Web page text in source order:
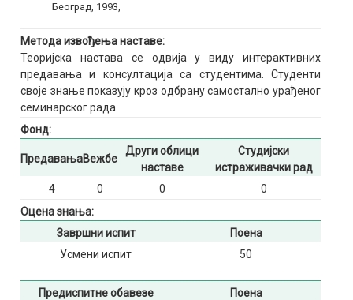
Београд, 1993,
Метода извођења наставе:
Теоријска настава се одвија у виду интерактивних
предавања и консултација са студентима. Студенти
своје знање показују кроз одбрану самостално урађеног
семинарског рада.
Фонд:
ПредавањаВежбе
Други облици
наставе
Студијски
истраживачки рад
4
0 0
0
Оцена знања:
Завршни испит
Поена
Усмени испит
50
Предиспитне обавезе
Поена